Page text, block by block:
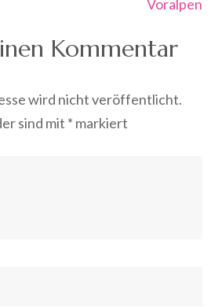
Voralpen
Kommentar
wird nicht veröffentlicht.
sind mit * markiert